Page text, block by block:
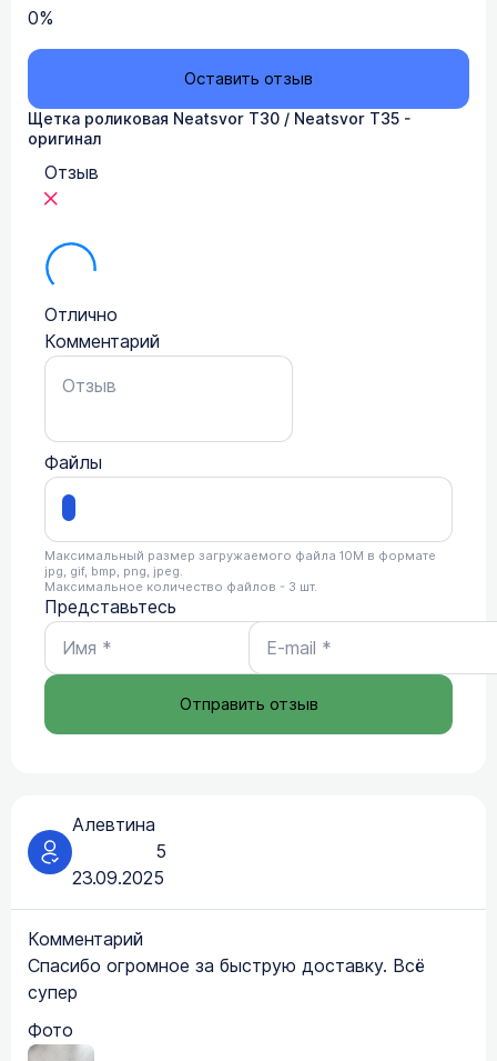
0%
Щетка роликовая Neatsvor T30 / Neatsvor T35 -
оригинал
Оставить отзыв
Отзыв
Отлично
Комментарий
Файлы
Максимальный размер загружаемого файла 10M в формате
jpg, gif, bmp, png, jpeg.
Максимальное количество файлов - 3 шт.
Представьтесь
Отправить отзыв
Алевтина
5
23.09.2025
Комментарий
Спасибо огромное за быструю доставку. Всё
супер
Фото